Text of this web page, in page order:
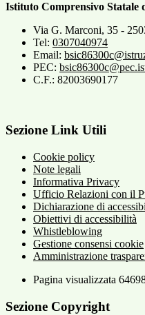
Istituto Comprensivo Statale
Via G. Marconi, 35 -
Tel: 0307040974
Email:
PEC:
C.F.: 82003690177
Sezione Link Utili
Cookie policy
Note legali
Informativa Privacy
Ufficio Relazioni con il
Dichiarazione di
Obiettivi di accessibilità
Whistleblowing
Gestione consensi cookie
Amministrazione
Pagina visualizzata
Sezione Copyright